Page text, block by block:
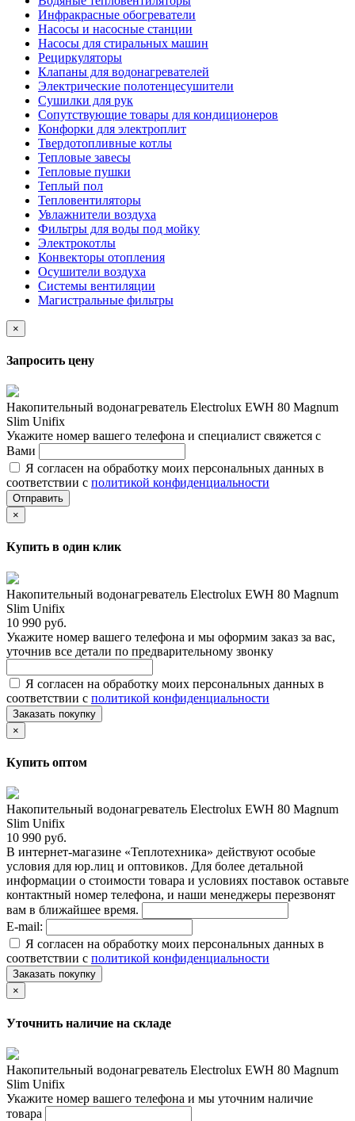
Инфракрасные обогреватели
Насосы и насосные станции
Насосы для стиральных машин
Рециркуляторы
Клапаны для водонагревателей
Электрические полотенцесушители
Сушилки для рук
Сопутствующие товары для кондиционеров
Конфорки для электроплит
Твердотопливные котлы
Тепловые завесы
Тепловые пушки
Теплый пол
Тепловентиляторы
Увлажнители воздуха
Фильтры для воды под мойку
Электрокотлы
Конвекторы отопления
Осушители воздуха
Системы вентиляции
Магистральные фильтры
×
Запросить цену
Накопительный водонагреватель Electrolux EWH 80 Magnum
Slim Unifix
Укажите номер вашего телефона и специалист свяжется с
Вами
Я согласен на обработку моих персональных данных в
соответствии с политикой конфиденциальности
Отправить
×
Купить в один клик
Накопительный водонагреватель Electrolux EWH 80 Magnum
Slim Unifix
10 990 руб.
Укажите номер вашего телефона и мы оформим заказ за вас,
уточнив все детали по предварительному звонку
Я согласен на обработку моих персональных данных в
соответствии с политикой конфиденциальности
Заказать покупку
×
Купить оптом
Накопительный водонагреватель Electrolux EWH 80 Magnum
Slim Unifix
10 990 руб.
В интернет-магазине «Теплотехника» действуют особые
условия для юр.лиц и оптовиков. Для более детальной
информации о стоимости товара и условиях поставок оставьте
контактный номер телефона, и наши менеджеры перезвонят
вам в ближайшее время.
E-mail:
Я согласен на обработку моих персональных данных в
соответствии с политикой конфиденциальности
Заказать покупку
×
Уточнить наличие на складе
Накопительный водонагреватель Electrolux EWH 80 Magnum
Slim Unifix
Укажите номер вашего телефона и мы уточним наличие
товара